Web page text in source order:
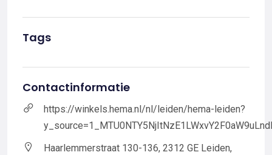
Tags
Contactinformatie
https://winkels.hema.nl/nl/leiden/hema-leiden?
Haarlemmerstraat 130-136, 2312 GE Leiden,